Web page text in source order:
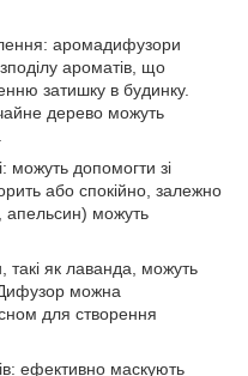
аромадифузори
ароматів, що
затишку в будинку.
дерево можуть
допомогти зі
або спокійно, залежно
апельсин) можуть
як лаванда, можуть
можна
для створення
ефективно маскують